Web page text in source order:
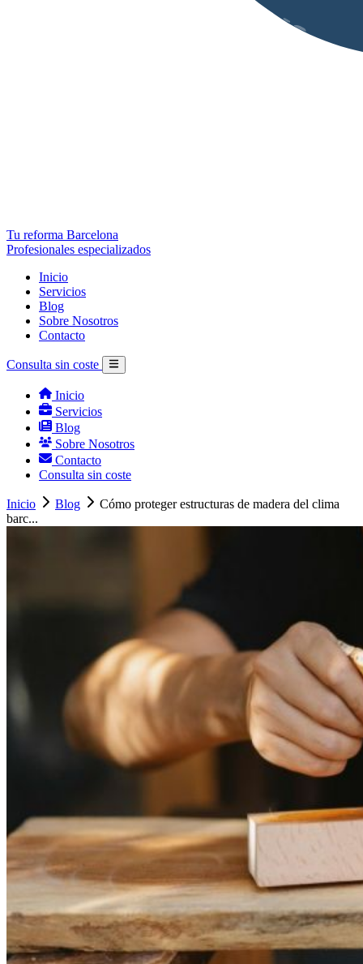
Tu reforma Barcelona
Profesionales especializados
Inicio
Servicios
Blog
Sobre Nosotros
Contacto
Consulta sin coste
Inicio
Servicios
Blog
Sobre Nosotros
Contacto
Consulta sin coste
Inicio Blog
Cómo proteger estructuras de madera del clima
barc...